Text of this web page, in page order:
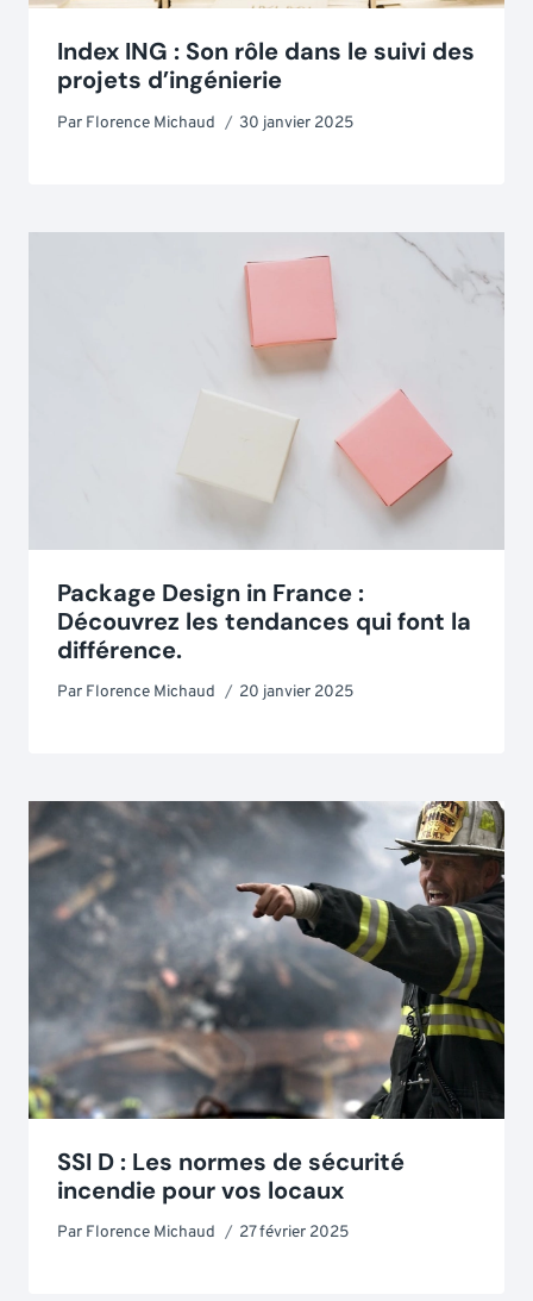
Index ING : Son rôle dans le suivi des
projets d’ingénierie
Par Florence Michaud 30 janvier 2025
Package Design in France :
Découvrez les tendances qui font la
différence.
Par Florence Michaud 20 janvier 2025
SSI D : Les normes de sécurité
incendie pour vos locaux
Par Florence Michaud 27 février 2025